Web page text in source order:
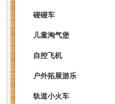
碰碰车
儿童淘气堡
自控飞机
户外拓展游乐
轨道小火车